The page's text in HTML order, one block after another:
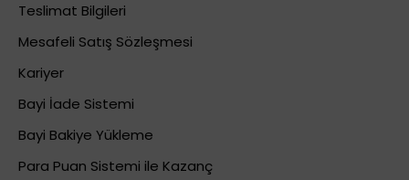
Teslimat Bilgileri
Mesafeli Satış Sözleşmesi
Kariyer
Bayi İade Sistemi
Bayi Bakiye Yükleme
Para Puan Sistemi ile Kazanç